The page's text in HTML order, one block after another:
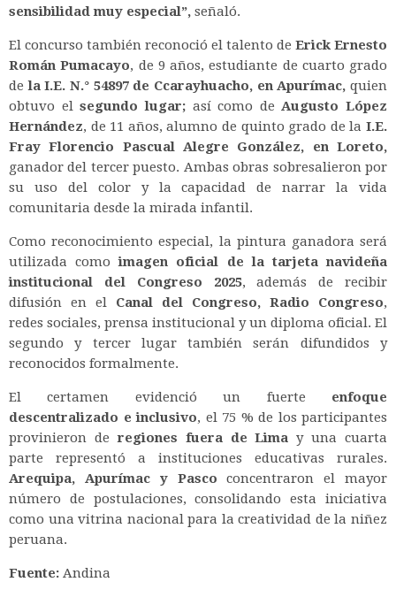
sensibilidad muy especial”, señaló.
El concurso también reconoció el talento de Erick Ernesto
Román Pumacayo, de 9 años, estudiante de cuarto grado
dela I.E. N.° 54897 de Ccarayhuacho, en Apurímac, quien
obtuvo elsegundo lugar;así como deAugusto López
Hernández, de 11 años, alumno de quinto grado de la I.E.
Fray Florencio Pascual Alegre González, en Loreto,
ganador del tercer puesto. Ambas obras sobresalieron por
su uso del color y la capacidad de narrar la vida
comunitaria desde la mirada infantil.
Como reconocimiento especial, la pintura ganadora será
utilizada comoimagen oficial de la tarjeta navideña
institucional del Congreso 2025, además de recibir
difusión en el Canal del Congreso, Radio Congreso,
redes sociales, prensa institucional y un diploma oficial. El
segundo y tercer lugar también serán difundidos y
reconocidos formalmente.
El certamen evidenció un fuerte enfoque
descentralizado e inclusivo, el 75 % de los participantes
provinieron deregiones fuera de Limay una cuarta
parte representó a instituciones educativas rurales.
Arequipa, Apurímac y Pasco concentraron el mayor
número de postulaciones, consolidando esta iniciativa
como una vitrina nacional para la creatividad de la niñez
peruana.
Fuente: Andina